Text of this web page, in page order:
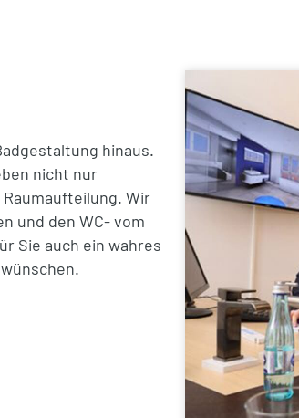
hinaus.
nicht nur
Wir
und den WC- vom
Sie auch ein wahres